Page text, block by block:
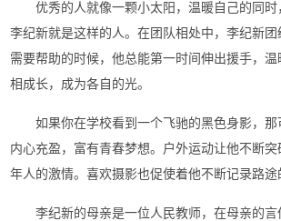
优秀的人就像一颗小太阳，温暖自己的同
李纪新就是这样的人。在团队相处中，李纪新团
需要帮助的时候，他总能第一时间伸出援手，温
相成长，成为各自的光。
如果你在学校看到一个飞驰的黑色身影，
内心充盈，富有青春梦想。户外运动让他不断
年人的激情。喜欢摄影也促使着他不断记录路途
李纪新的母亲是一位人民教师，在母亲的